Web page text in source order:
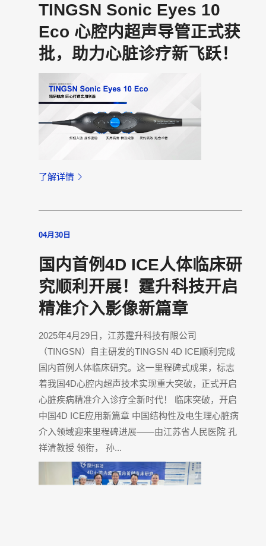
TINGSN Sonic Eyes 10
Eco 心腔内超声导管正式获
批，助力心脏诊疗新飞跃！
了解详情
04月30日
国内首例4D ICE人体临床研
究顺利开展！霆升科技开启
精准介入影像新篇章
2025年4月29日，江苏霆升科技有限公司
（TINGSN）自主研发的TINGSN 4D ICE顺利完成
国内首例人体临床研究。这一里程碑式成果，标志
着我国4D心腔内超声技术实现重大突破，正式开启
心脏疾病精准介入诊疗全新时代！ 临床突破，开启
中国4D ICE应用新篇章 中国结构性及电生理心脏病
介入领域迎来里程碑进展——由江苏省人民医院 孔
祥清教授 领衔， 孙...